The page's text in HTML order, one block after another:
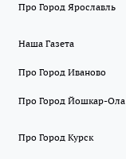
Про Город Ярославль
Наша Газета
Про Город Иваново
Про Город Йошкар-Ола
Про Город Курск